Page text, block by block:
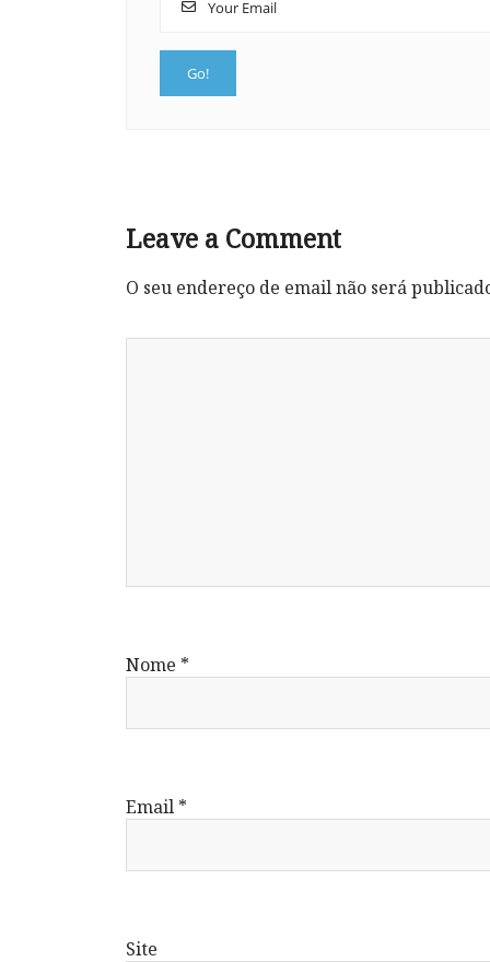
Leave a Comment
O seu endereço de email não será
Nome *
Email *
Site